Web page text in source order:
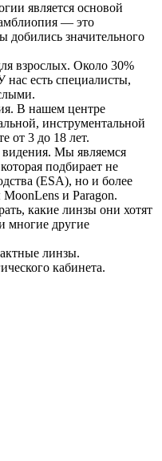
является основой
— это
добились значительного
взрослых. Около 30%
нас есть специалисты,
В нашем центре
инструментальной
от 3 до 18 лет.
Мы являемся
подбирает не
(ESA), но и более
и Paragon.
какие линзы они хотят
многие другие
линзы.
кабинета.